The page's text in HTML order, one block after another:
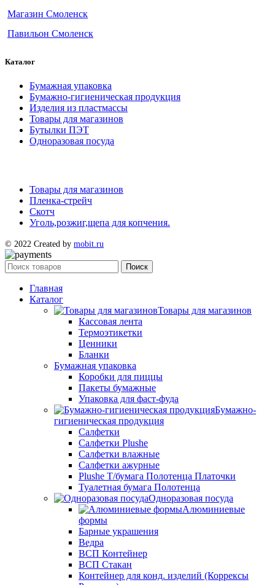
Магазин Смоленск
Павильон Смоленск
Каталог
Бумажная упаковка
Бумажно-гигиеническая продукция
Изделия из пластмассы
Товары для магазинов
Бутылки ПЭТ
Одноразовая посуда
Товары для магазинов
Пленка-стрейч
Скотч
Уголь,розжиг,щепа для копчения.
© 2022 Created by mobit.ru
Поиск
Главная
Каталог
Товары для магазинов
Кассовая лента
Термоэтикетки
Ценники
Бланки
Бумажная упаковка
Коробки для пиццы
Пакеты бумажные
Упаковка для фаст-фуда
Бумажно-
гигиеническая продукция
Салфетки
Салфетки Plushe
Салфетки влажные
Салфетки ажурные
Plushe Т/бумага Полотенца Платочки
Туалетная бумага Полотенца
Одноразовая посуда
Алюминиевые
формы
Барные украшения
Ведра
ВСП Контейнер
ВСП Стакан
Контейнер для конд. изделий (Коррексы